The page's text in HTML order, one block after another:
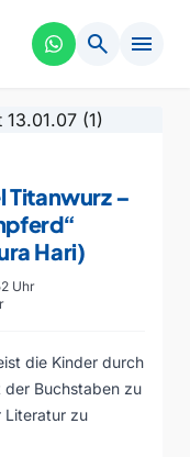
search menu
Titanwurz –
Hari)
Uhr
die Kinder durch
der Buchstaben zu
Literatur zu